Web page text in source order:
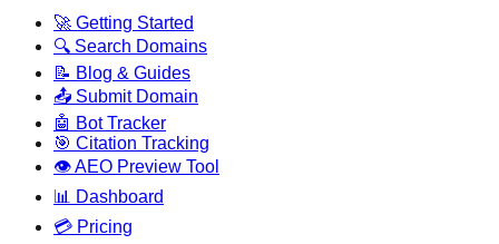
🚀 Getting Started
🔍 Search Domains
📝 Blog & Guides
📤 Submit Domain
🤖 Bot Tracker
🎯 Citation Tracking
👁️ AEO Preview Tool
📊 Dashboard
💳 Pricing